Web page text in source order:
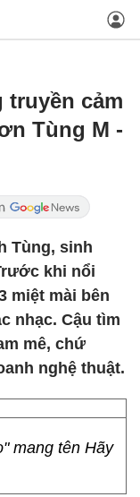
cảm
Tùng M -
Tùng, sinh
khi nổi
miệt mài bên
nhạc. Cậu tìm
mê, chứ
nghệ thuật.
mang tên Hãy